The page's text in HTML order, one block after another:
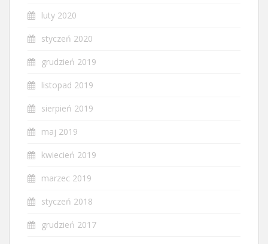
luty 2020
styczeń 2020
grudzień 2019
listopad 2019
sierpień 2019
maj 2019
kwiecień 2019
marzec 2019
styczeń 2018
grudzień 2017